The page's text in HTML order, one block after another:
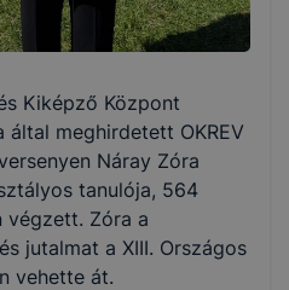
Kiképző Központ
által meghirdetett OKREV
Náray Zóra
tanulója, 564
végzett. Zóra a
jutalmat a XIII. Országos
vehette át.